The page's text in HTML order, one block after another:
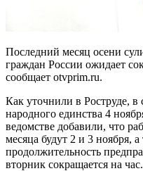
Последний месяц осени
граждан России ожидает
сообщает otvprim.ru.
Как уточнили в Роструде, в
народного единства 4
ведомстве добавили, что
месяца будут 2 и 3 ноября,
продолжительность
вторник сокращается на час.